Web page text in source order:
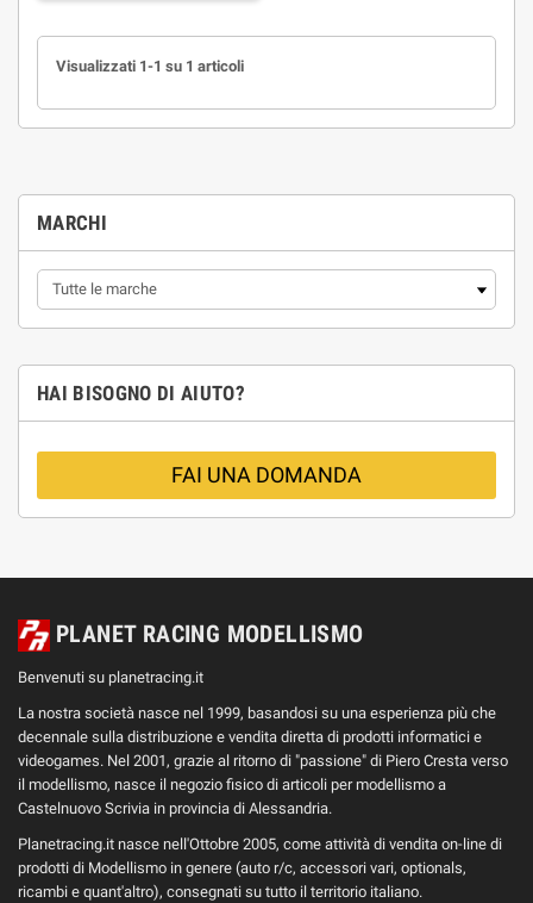
MARCHI
HAI BISOGNO DI AIUTO?
FAI UNA DOMANDA
Visualizzati 1-1 su 1 articoli
PLANET RACING MODELLISMO
Benvenuti su planetracing.it
La nostra società nasce nel 1999, basandosi su una esperienza più che
decennale sulla distribuzione e vendita diretta di prodotti informatici e
videogames. Nel 2001, grazie al ritorno di "passione" di Piero Cresta verso
il modellismo, nasce il negozio fisico di articoli per modellismo a
Castelnuovo Scrivia in provincia di Alessandria.
Planetracing.it nasce nell'Ottobre 2005, come attività di vendita on-line di
prodotti di Modellismo in genere (auto r/c, accessori vari, optionals,
ricambi e quant'altro), consegnati su tutto il territorio italiano.